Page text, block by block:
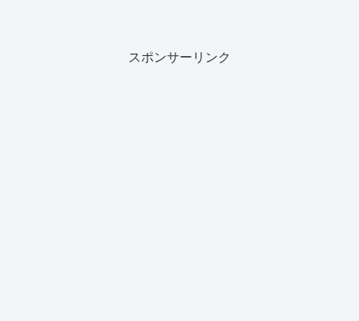
スポンサーリンク